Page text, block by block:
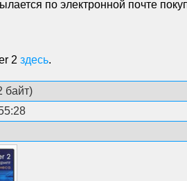
по электронной почте
2 здесь.
байт)